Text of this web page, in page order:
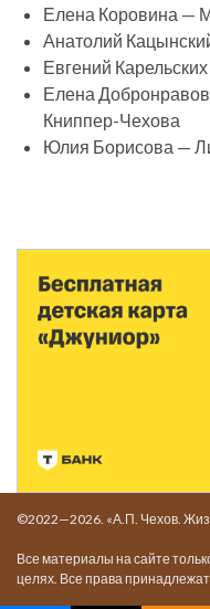
Елена Коровина —
Анатолий
Евгений
Елена
Книппер-Чехова
Юлия Борисова —
©2022—2026. «А.П. Чехов.
Все материалы на сайте
целях. Все права